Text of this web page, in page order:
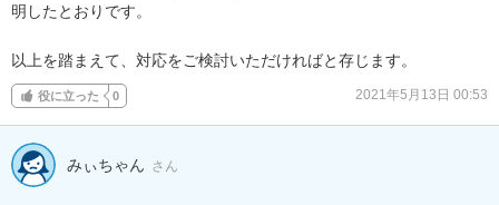
明したとおりです。
以上を踏まえて、対応をご検討いただければと存じます。
役に立った 0 2021年5月13日 00:53
みぃちゃん さん